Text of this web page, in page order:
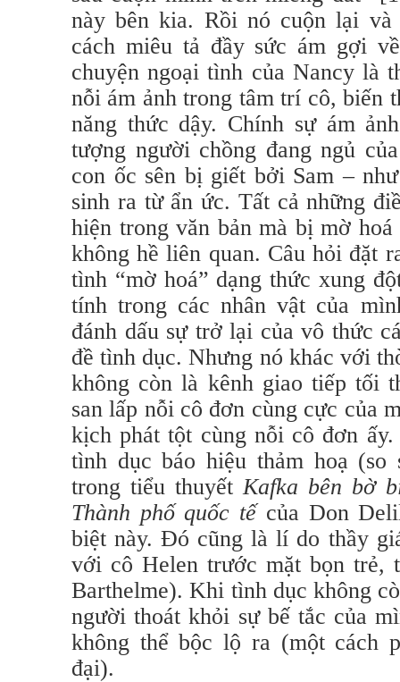
này bên kia. Rồi nó cuộn lại
cách miêu tả đầy sức ám gợi
chuyện ngoại tình của Nancy là
nỗi ám ảnh trong tâm trí cô, biến
năng thức dậy. Chính sự ám
tượng người chồng đang ngủ
con ốc sên bị giết bởi Sam –
sinh ra từ ẩn ức. Tất cả những
hiện trong văn bản mà bị mờ
không hề liên quan. Câu hỏi đặt
tình “mờ hoá” dạng thức xung
tính trong các nhân vật của
đánh dấu sự trở lại của vô thức
đề tình dục. Nhưng nó khác với
không còn là kênh giao tiếp tối
san lấp nỗi cô đơn cùng cực của
kịch phát tột cùng nỗi cô đơn
tình dục báo hiệu thảm hoạ (so
trong tiểu thuyếtKafka bên bờ
Thành phố quốc tếcủa Don
biệt này. Đó cũng là lí do thầy
với cô Helen trước mặt bọn trẻ,
Barthelme). Khi tình dục không
người thoát khỏi sự bế tắc của
không thể bộc lộ ra (một cách
đại).